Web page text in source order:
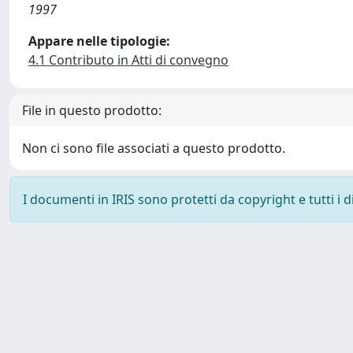
1997
Appare nelle tipologie:
4.1 Contributo in Atti di convegno
File in questo prodotto:
Non ci sono file associati a questo prodotto.
I documenti in IRIS sono protetti da copyright e tutti i